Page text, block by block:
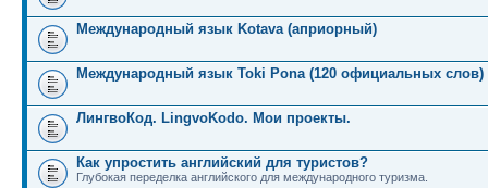
Международный язык Kotava (априорный)
Международный язык Toki Pona (120 официальных слов)
ЛингвоКод. LingvoKodo. Мои проекты.
Как упростить английский для туристов?
Глубокая переделка английского для международного туризма.